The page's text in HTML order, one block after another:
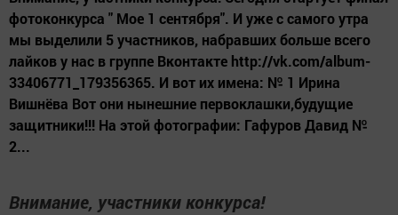
фотоконкурса " Мое 1 сентября". И уже с самого утра
мы выделили 5 участников, набравших больше всего
лайков у нас в группе Вконтакте http://vk.com/album-
33406771_179356365. И вот их имена: № 1 Ирина
Вишнёва Вот они нынешние первоклашки,будущие
защитники!!! На этой фотографии: Гафуров Давид №
2...
Внимание, участники конкурса!